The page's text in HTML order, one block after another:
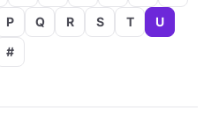
P Q R S T
U
#